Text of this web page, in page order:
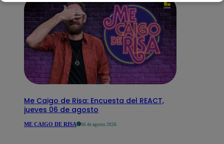
Me Caigo de Risa: Encuesta del REACT,
jueves 06 de agosto
ME CAIGO DE RISA 06 de agosto 2026